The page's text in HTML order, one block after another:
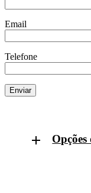
Email
Telefone
Opções